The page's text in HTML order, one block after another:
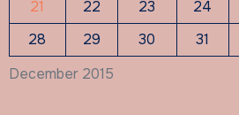
December 2015
21
22 23 24
28
29 30 31